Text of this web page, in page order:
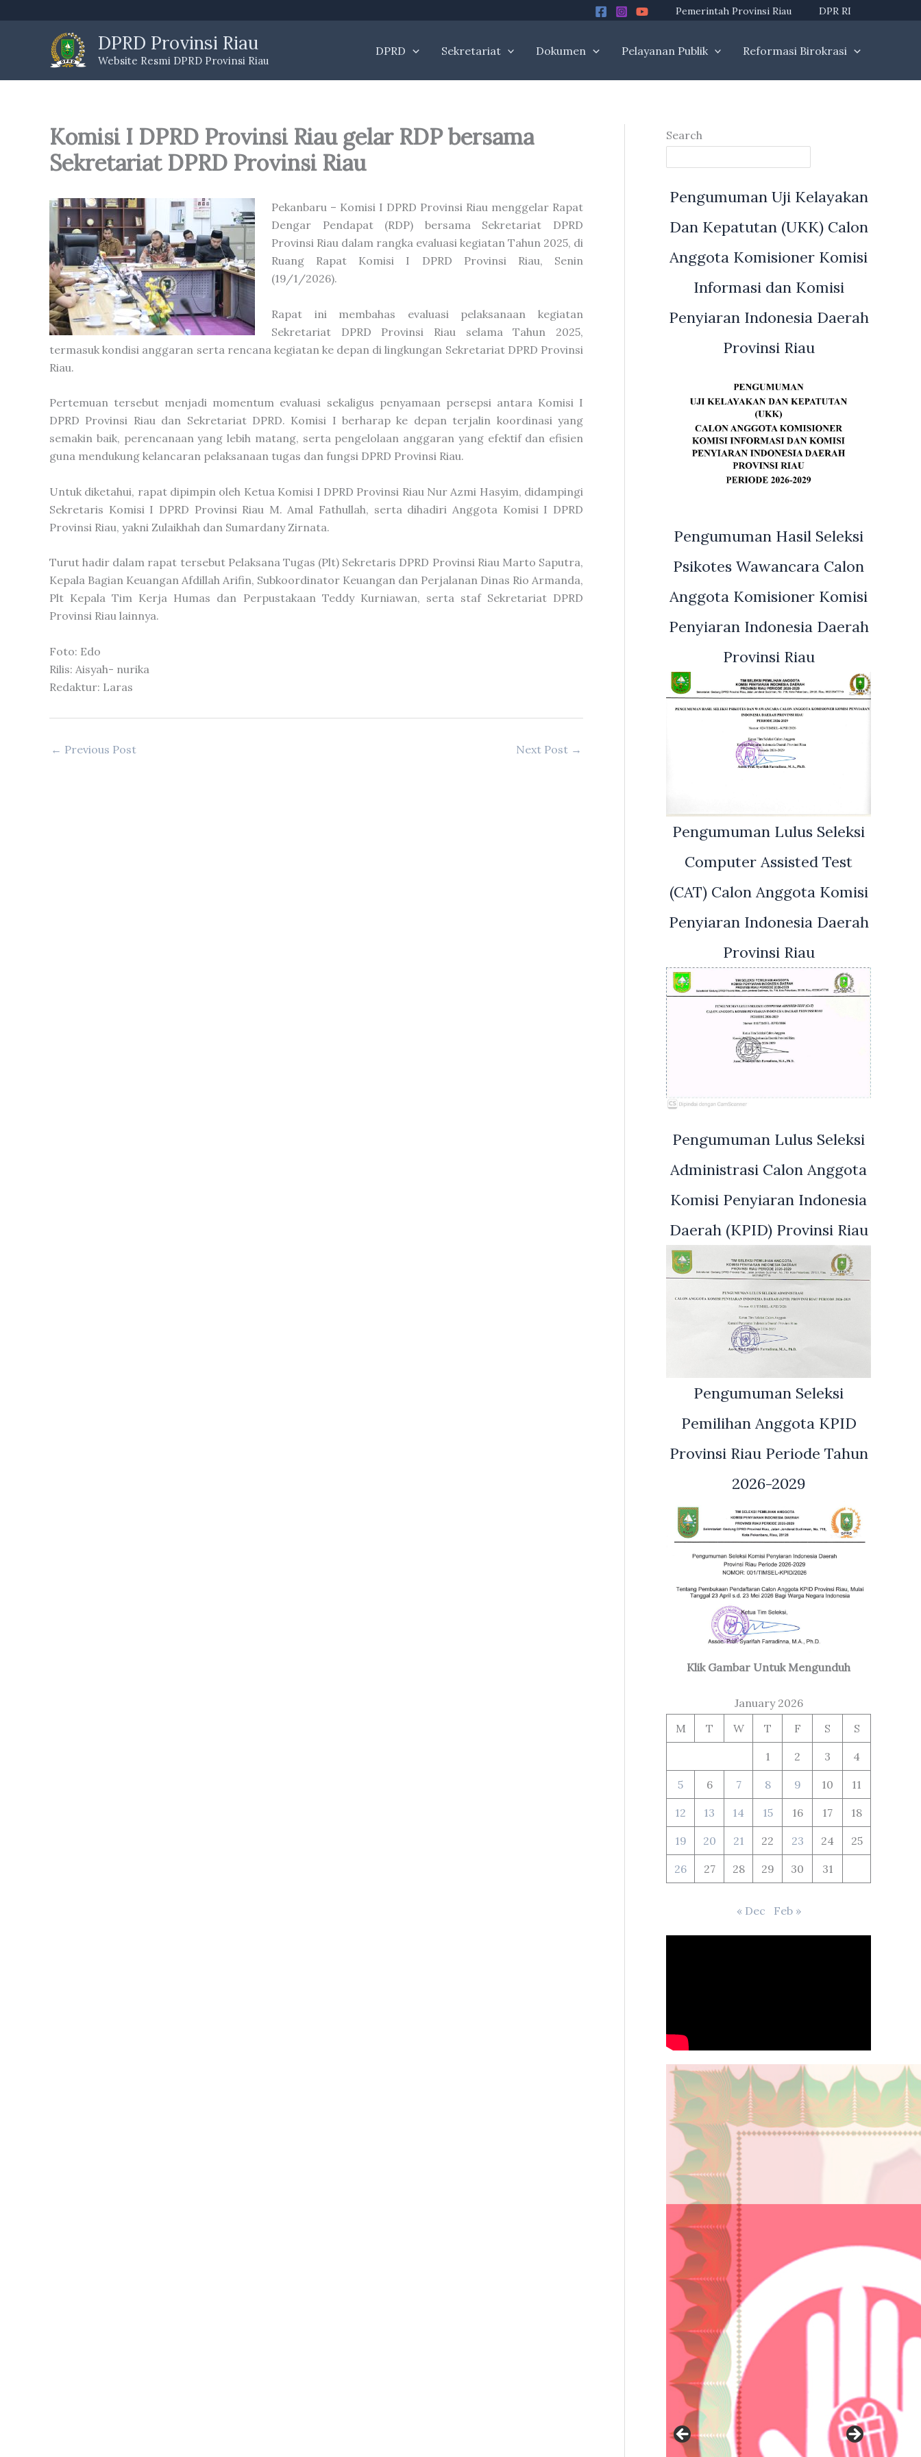
Pemerintah Provinsi Riau DPR RI
DPRD Provinsi Riau
Website Resmi DPRD Provinsi Riau
DPRD Sekretariat Dokumen Pelayanan Publik Reformasi Birokrasi
Komisi I DPRD Provinsi Riau gelar RDP bersama
Sekretariat DPRD Provinsi Riau
Pekanbaru – Komisi I DPRD Provinsi Riau menggelar Rapat
Dengar Pendapat (RDP) bersama Sekretariat DPRD
Provinsi Riau dalam rangka evaluasi kegiatan Tahun 2025, di
Ruang Rapat Komisi I DPRD Provinsi Riau, Senin
(19/1/2026).
Rapat ini membahas evaluasi pelaksanaan kegiatan
Sekretariat DPRD Provinsi Riau selama Tahun 2025,
termasuk kondisi anggaran serta rencana kegiatan ke depan di lingkungan Sekretariat DPRD Provinsi
Riau.
Pertemuan tersebut menjadi momentum evaluasi sekaligus penyamaan persepsi antara Komisi I
DPRD Provinsi Riau dan Sekretariat DPRD. Komisi I berharap ke depan terjalin koordinasi yang
semakin baik, perencanaan yang lebih matang, serta pengelolaan anggaran yang efektif dan efisien
guna mendukung kelancaran pelaksanaan tugas dan fungsi DPRD Provinsi Riau.
Untuk diketahui, rapat dipimpin oleh Ketua Komisi I DPRD Provinsi Riau Nur Azmi Hasyim, didampingi
Sekretaris Komisi I DPRD Provinsi Riau M. Amal Fathullah, serta dihadiri Anggota Komisi I DPRD
Provinsi Riau, yakni Zulaikhah dan Sumardany Zirnata.
Turut hadir dalam rapat tersebut Pelaksana Tugas (Plt) Sekretaris DPRD Provinsi Riau Marto Saputra,
Kepala Bagian Keuangan Afdillah Arifin, Subkoordinator Keuangan dan Perjalanan Dinas Rio Armanda,
Plt Kepala Tim Kerja Humas dan Perpustakaan Teddy Kurniawan, serta staf Sekretariat DPRD
Provinsi Riau lainnya.
Foto: Edo
Rilis: Aisyah- nurika
Redaktur: Laras
← Previous Post Next Post →
Search
Pengumuman Uji Kelayakan
Dan Kepatutan (UKK) Calon
Anggota Komisioner Komisi
Informasi dan Komisi
Penyiaran Indonesia Daerah
Provinsi Riau
Pengumuman Hasil Seleksi
Psikotes Wawancara Calon
Anggota Komisioner Komisi
Penyiaran Indonesia Daerah
Provinsi Riau
Pengumuman Lulus Seleksi
Computer Assisted Test
(CAT) Calon Anggota Komisi
Penyiaran Indonesia Daerah
Provinsi Riau
Pengumuman Lulus Seleksi
Administrasi Calon Anggota
Komisi Penyiaran Indonesia
Daerah (KPID) Provinsi Riau
Pengumuman Seleksi
Pemilihan Anggota KPID
Provinsi Riau Periode Tahun
2026-2029
Klik Gambar Untuk Mengunduh
January 2026
M
T W T F S S
1 2 3 4
5 6 7 8 9 10 11
12 13 14 15 16 17 18
19 20 21 22 23 24 25
26 27 28 29 30 31
« Dec Feb »